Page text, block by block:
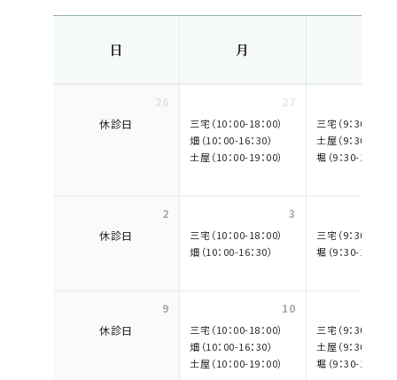
日 月
26
休診日
27
三宅（10：00-18：00）
畑（10：00-16：30）
土屋（10：00-19：00）
三宅（9：30-17：
土屋（9：30-18：
堀（9：30-18：00）
2
休診日
3
三宅（10：00-18：00）
畑（10：00-16：30）
三宅（9：30-17：
堀（9：30-18：00）
9
休診日
10
三宅（10：00-18：00）
畑（10：00-16：30）
土屋（10：00-19：00）
三宅（9：30-17：
土屋（9：30-18：
堀（9：30-18：00）